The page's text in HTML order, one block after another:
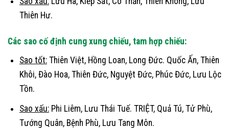
Thiên Hư.
Các sao cố định cung xung chiếu, tam hợp chiếu:
Sao tốt:Thiên Việt, Hồng Loan, Long Đức. Quốc Ấn, Thiên
Khôi, Đào Hoa, Thiên Đức, Nguyệt Đức, Phúc Đức, Lưu Lộc
Tồn.
Sao xấu:Phi Liêm, Lưu Thái Tuế. TRIỆT, Quả Tú, Tử Phù,
Tướng Quân, Bệnh Phù, Lưu Tang Môn.